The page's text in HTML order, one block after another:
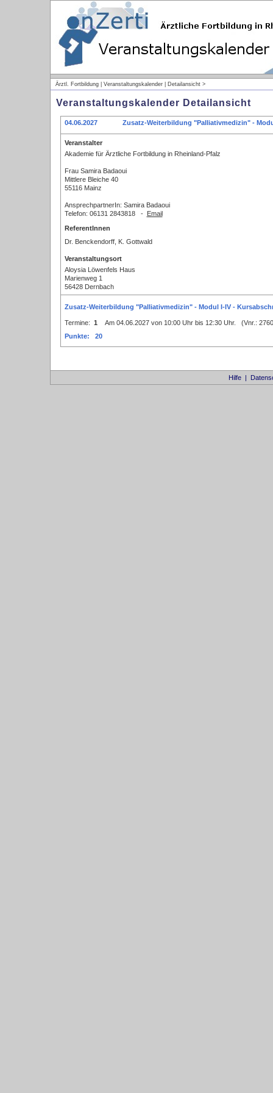
Ärztl. Fortbildung | Veranstaltungskalender | Detailansicht >
Veranstaltungskalender Detailansicht
04.06.2027 Zusatz-Weiterbildung "Palliativmedizin" -
Veranstalter
Akademie für Ärztliche Fortbildung in Rheinland-Pfalz
Frau Samira Badaoui
Mittlere Bleiche 40
55116 Mainz
AnsprechpartnerIn: Samira Badaoui
Telefon: 06131 2843818 - Email
ReferentInnen
Dr. Benckendorff, K. Gottwald
Veranstaltungsort
Aloysia Löwenfels Haus
Marienweg 1
56428 Dernbach
Zusatz-Weiterbildung "Palliativmedizin" - Modul I-IV -
Termine: 1 Am 04.06.2027 von 10:00 Uhr bis 12:30 Uhr. (Vnr.:
Punkte: 20
Hilfe|